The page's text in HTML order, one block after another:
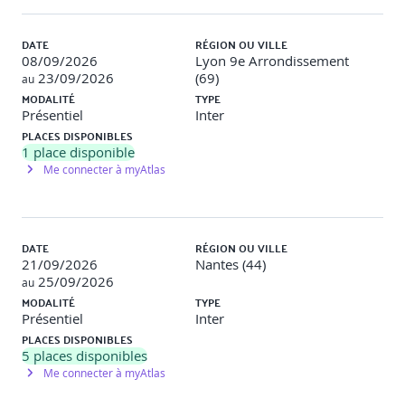
· Positionnement des Poteaux sur les quadrillages
· Modélisation des Fondations
· Modélisation des Poutres
· Modification des Fondations, Poteaux et Poutres
· Les Systèmes de Poutres
· Les outils d'ajustements et de percements
· Les plages de vues
· Les types de lignes Structurels
· Les filtres de vues
· Nomenclatures
Préparation des documents livrables
DATE
08/09/2026
au 23/09/2026
RÉGION OU VILLE
Lyon 9e Arrondissement
(69)
MODALITÉ
Présentiel
TYPE
Inter
PLACES DISPONIBLES
1 place disponible
Me connecter à myAtlas
DATE
21/09/2026
au 25/09/2026
RÉGION OU VILLE
Nantes (44)
MODALITÉ
Présentiel
TYPE
Inter
PLACES DISPONIBLES
5 places disponibles
Me connecter à myAtlas